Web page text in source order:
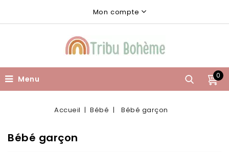
Mon compte
0
Menu
Accueil Bébé Bébé garçon
Bébé garçon